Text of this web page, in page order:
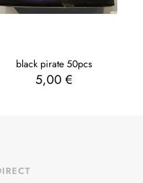
black pirate 50pcs
5,00 €